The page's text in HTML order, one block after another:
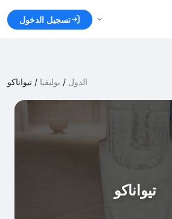
تسجيل الدخول
الدول / بوليفيا / تيواناكو
تيواناكو